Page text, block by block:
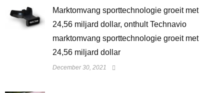
Marktomvang sporttechnologie groeit met
24,56 miljard dollar, onthult Technavio
marktomvang sporttechnologie groeit met
24,56 miljard dollar
December 30, 2021